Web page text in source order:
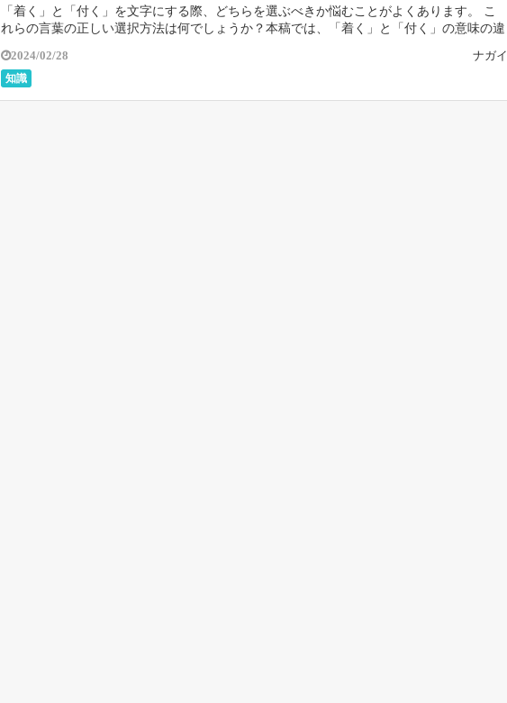
「着く」と「付く」を文字にする際、どちらを選ぶべきか悩むことがよくあります。 こ
れらの言葉の正しい選択方法は何でしょうか？本稿では、「着く」と「付く」の意味の違
2024/02/28
知識
ナガイ